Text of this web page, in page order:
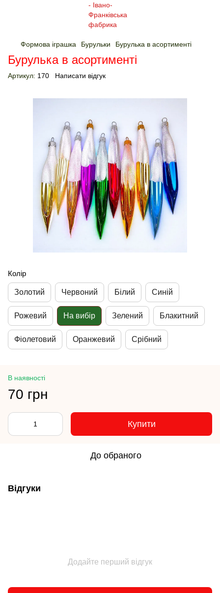
Формова іграшка Бурульки Бурулька в асортименті
Бурулька в асортименті
Артикул: 170 Написати відгук
Колір
Золотий Червоний Білий Синій
Рожевий На вибір Зелений Блакитний
Фіолетовий Оранжевий Срібний
В наявності
70 грн
Купити
До обраного
Відгуки
Додайте перший відгук